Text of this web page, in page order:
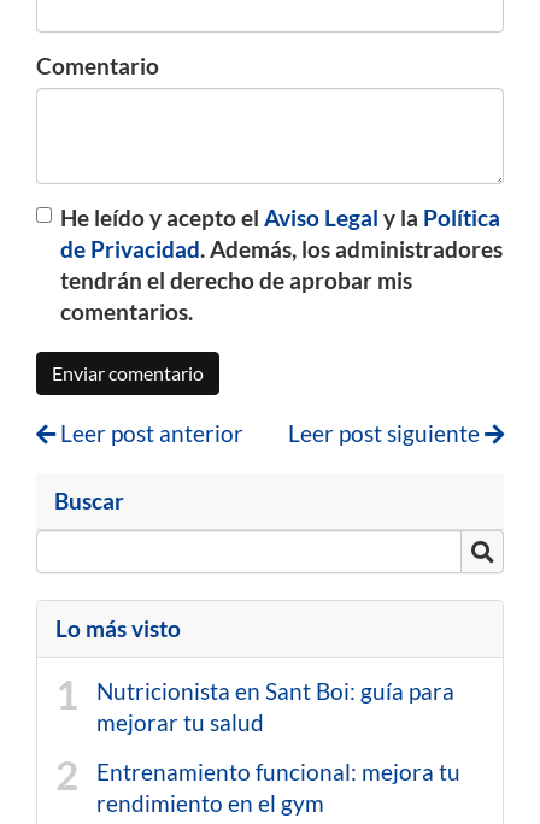
Comentario
He leído y acepto el Aviso Legal y la Política
de Privacidad. Además, los administradores
tendrán el derecho de aprobar mis
comentarios.
Enviar comentario
Leer post anterior Leer post siguiente
Buscar
Lo más visto
Nutricionista en Sant Boi: guía para
mejorar tu salud
Entrenamiento funcional: mejora tu
rendimiento en el gym